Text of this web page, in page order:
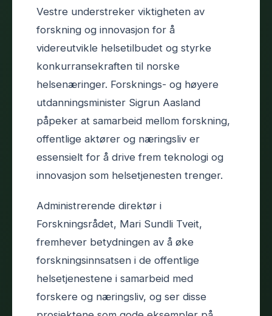
Vestre understreker viktigheten av
forskning og innovasjon for å
videreutvikle helsetilbudet og styrke
konkurransekraften til norske
helsenæringer. Forsknings- og høyere
utdanningsminister Sigrun Aasland
påpeker at samarbeid mellom forskning,
offentlige aktører og næringsliv er
essensielt for å drive frem teknologi og
innovasjon som helsetjenesten trenger.
Administrerende direktør i
Forskningsrådet, Mari Sundli Tveit,
fremhever betydningen av å øke
forskningsinnsatsen i de offentlige
helsetjenestene i samarbeid med
forskere og næringsliv, og ser disse